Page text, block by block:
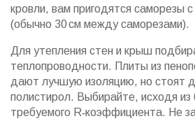
кровли, вам пригодятся саморезы
(обычно 30 см между саморезами).
Для утепления стен и крыш
теплопроводности. Плиты из
дают лучшую изоляцию, но стоят
полистирол. Выбирайте, исходя
требуемого R‑коэффициента. Не